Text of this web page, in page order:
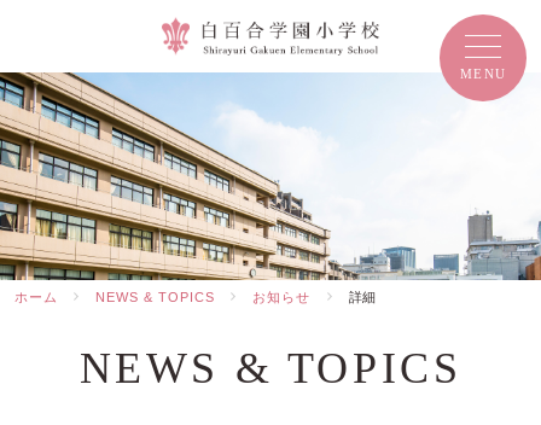
NEWS & TOPICS
ホーム NEWS & TOPICS お知らせ 詳細